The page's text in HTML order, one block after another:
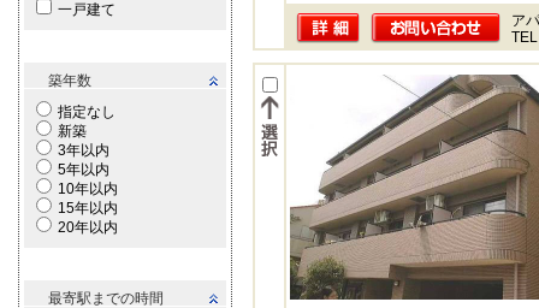
一戸建て
築年数
指定なし
新築
3年以内
5年以内
10年以内
15年以内
20年以内
最寄駅までの時間
ア